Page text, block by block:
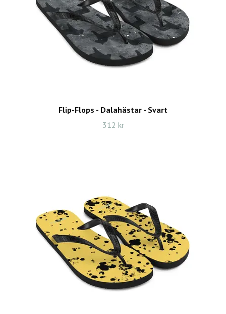
Flip-Flops - Dalahästar - Svart
312 kr